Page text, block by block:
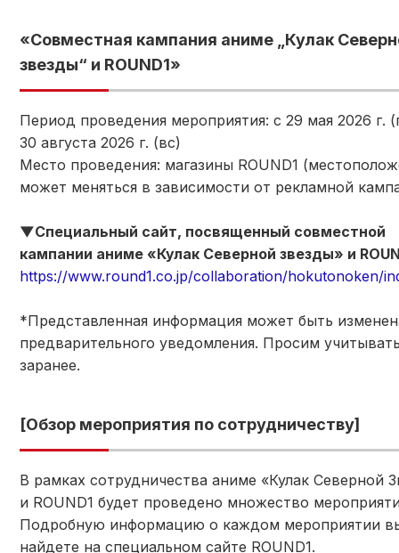
«Совместная кампания аниме „Кулак
звезды“ и ROUND1»
Период проведения мероприятия: с 29 мая 2026 г.
30 августа 2026 г. (вс)
Место проведения: магазины ROUND1
может меняться в зависимости от рекламной
▼Специальный сайт, посвященный совместной
кампании аниме «Кулак Северной звезды» и
https://www.round1.co.jp/collaboration/hokutonoken/
*Представленная информация может быть
предварительного уведомления. Просим
заранее.
[Обзор мероприятия по сотрудничеству]
В рамках сотрудничества аниме «Кулак Северной
и ROUND1 будет проведено множество
Подробную информацию о каждом мероприятии
найдете на специальном сайте ROUND1.